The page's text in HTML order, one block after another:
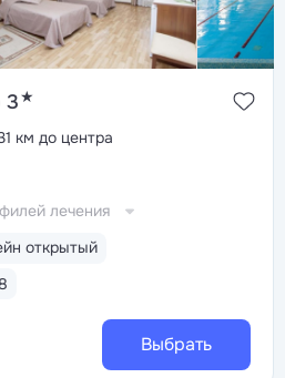
3★
км до центра
открытый
лечения
Выбрать